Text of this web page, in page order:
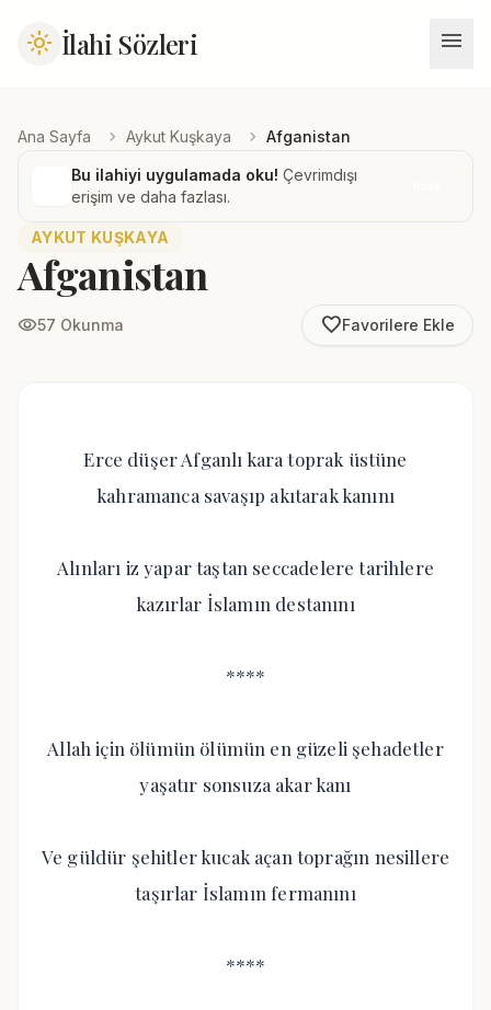
light_mode İlahi Sözleri menu
Ana Sayfa chevron_right Aykut Kuşkaya chevron_right Afganistan
Bu ilahiyi uygulamada oku! Çevrimdışı
erişim ve daha fazlası.
AYKUT KUŞKAYA
Afganistan
visibility57 Okunma favorite_borderFavorilere Ekle
Erce düşer Afganlı kara toprak üstüne
kahramanca savaşıp akıtarak kanını
Alınları iz yapar taştan seccadelere tarihlere
kazırlar İslamın destanını
****
Allah için ölümün ölümün en güzeli şehadetler
yaşatır sonsuza akar kanı
Ve güldür şehitler kucak açan toprağın nesillere
taşırlar İslamın fermanını
****